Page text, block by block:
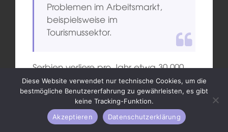
Problemen im Arbeitsmarkt,
beispielsweise im
Tourismussektor.
Serbien verliere pro Jahr etwa 30.000
Einwohner durch Abwanderung und
Überalterung – ein enormes Problem.
Auch Kroatien habe eine negative
Bevölkerungsentwicklung, Slowenien
Diese Website verwendet nur technische Cookies, um die
bestmögliche Benutzererfahrung zu gewährleisten, es gibt
keine Tracking-Funktion.
Akzeptieren
Datenschutzerklärung